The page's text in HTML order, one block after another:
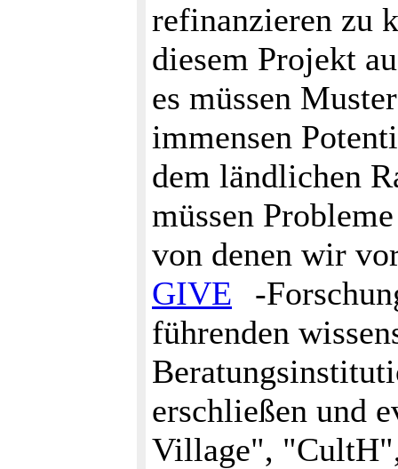
refinanzieren zu
diesem Projekt
es müssen
immensen
dem ländlichen
müssen
von denen wir
GIVE
-
führenden
erschließen und
Village",